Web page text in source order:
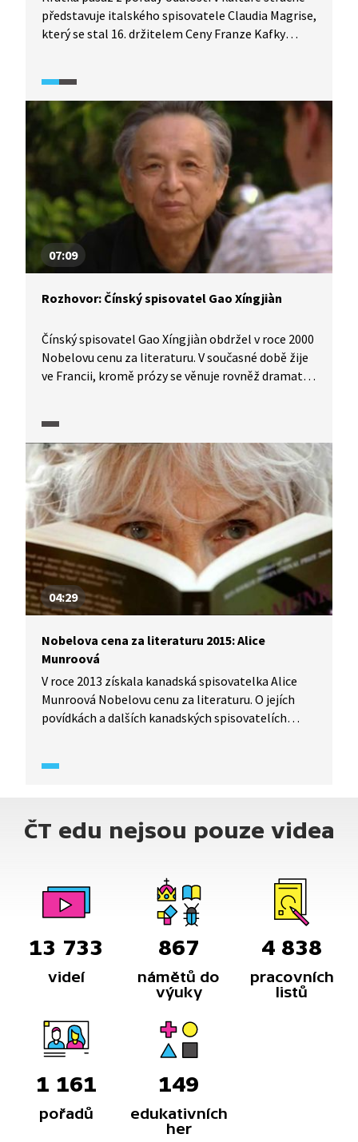
představuje italského spisovatele Claudia Magrise,
který se stal 16. držitelem Ceny Franze Kafky
vyjadřuje nejen k samotné ceně, ale i k osobě
spisovatele Franze Kafky.
07:09
Rozhovor: Čínský spisovatel Gao Xíngjiàn
Čínský spisovatel Gao Xíngjiàn obdržel v roce 2000
Nobelovu cenu za literaturu. V současné době žije
ve Francii, kromě prózy se věnuje rovněž dramatu,
Lukeše vypráví o svém přístupu k literární tvorbě.
Jak se cítí emigrant v evropském kontextu? Jak
vnímá rozdíl mezi literární a výtvarnou tvorbou?
04:29
Nobelova cena za literaturu 2015: Alice
Munroová
V roce 2013 získala kanadská spisovatelka Alice
Munroová Nobelovu cenu za literaturu. O jejích
povídkách a dalších kanadských spisovatelích
Kolínská a překladatelka Alena Jindrová. Koho
ČT edu nejsou pouze videa
13 733
videí
867
námětů do
výuky
4 838
pracovních
listů
1 161
pořadů
149
edukativních
her